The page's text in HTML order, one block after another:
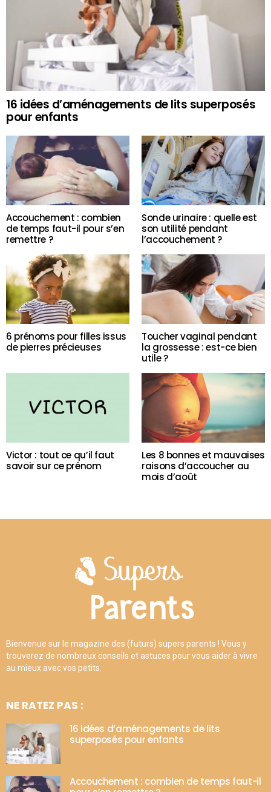
16 idées d’aménagements de lits superposés
pour enfants
Accouchement : combien
de temps faut-il pour s’en
remettre ?
Sonde urinaire : quelle est
son utilité pendant
l’accouchement ?
6 prénoms pour filles issus
de pierres précieuses
Toucher vaginal pendant
la grossesse : est-ce bien
utile ?
Victor : tout ce qu’il faut
savoir sur ce prénom
Les 8 bonnes et mauvaises
raisons d’accoucher au
mois d’août
Bienvenue sur le magazine des (futurs) supers parents ! Vous y
trouverez de nombreux conseils et astuces pour vous aider à vivre
au mieux avec vos petits.
NE RATEZ PAS :
16 idées d’aménagements de lits
superposés pour enfants
Accouchement : combien de temps faut-il